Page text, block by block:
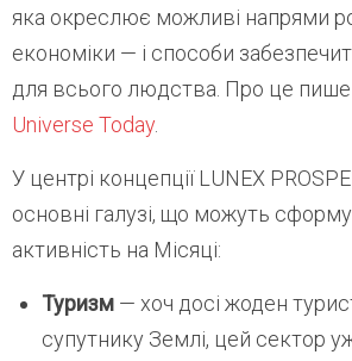
яка окреслює можливі напрями
економіки — і способи
для всього людства. Про це
Universe Today.
У центрі концепції LUNEX
основні галузі, що можуть
активність на Місяці:
Туризм — хоч досі жоден
супутнику Землі, цей сектор